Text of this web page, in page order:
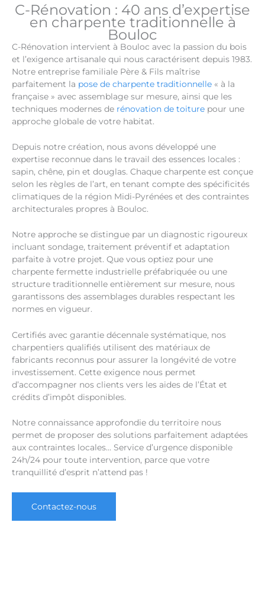
C-Rénovation : 40 ans d’expertise
en charpente traditionnelle à
Bouloc
C-Rénovation intervient à Bouloc avec la passion du bois
et l’exigence artisanale qui nous caractérisent depuis 1983.
Notre entreprise familiale Père & Fils maîtrise
parfaitement la pose de charpente traditionnelle « à la
française » avec assemblage sur mesure, ainsi que les
techniques modernes de rénovation de toiture pour une
approche globale de votre habitat.
Depuis notre création, nous avons développé une
expertise reconnue dans le travail des essences locales :
sapin, chêne, pin et douglas. Chaque charpente est conçue
selon les règles de l’art, en tenant compte des spécificités
climatiques de la région Midi-Pyrénées et des contraintes
architecturales propres à Bouloc.
Notre approche se distingue par un diagnostic rigoureux
incluant sondage, traitement préventif et adaptation
parfaite à votre projet. Que vous optiez pour une
charpente fermette industrielle préfabriquée ou une
structure traditionnelle entièrement sur mesure, nous
garantissons des assemblages durables respectant les
normes en vigueur.
Certifiés avec garantie décennale systématique, nos
charpentiers qualifiés utilisent des matériaux de
fabricants reconnus pour assurer la longévité de votre
investissement. Cette exigence nous permet
d’accompagner nos clients vers les aides de l’État et
crédits d’impôt disponibles.
Notre connaissance approfondie du territoire nous
permet de proposer des solutions parfaitement adaptées
aux contraintes locales… Service d’urgence disponible
24h/24 pour toute intervention, parce que votre
tranquillité d’esprit n’attend pas !
Contactez-nous